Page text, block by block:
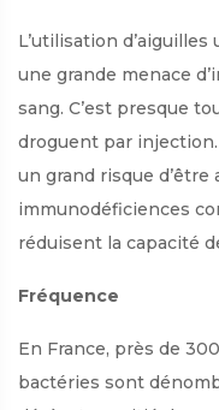
L’utilisation
une grande menace
sang. C’est presque
droguent par
un grand risque
immunodéficiences
réduisent la capacité
Fréquence
En France, près de
bactéries sont